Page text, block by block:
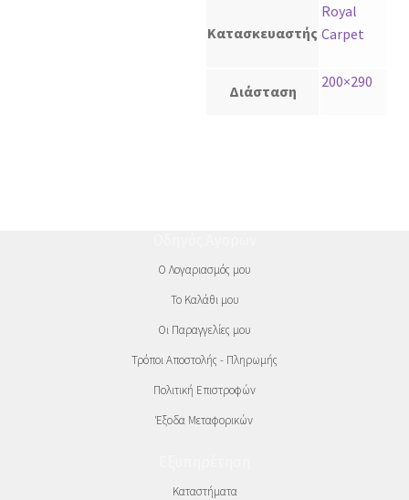
Κατασκευαστής
Royal
Carpet
Διάσταση
200×290
Ο Λογαριασμός μου
Το Καλάθι μου
Οι Παραγγελίες μου
Τρόποι Αποστολής - Πληρωμής
Πολιτική Επιστροφών
Έξοδα Μεταφορικών
Καταστήματα